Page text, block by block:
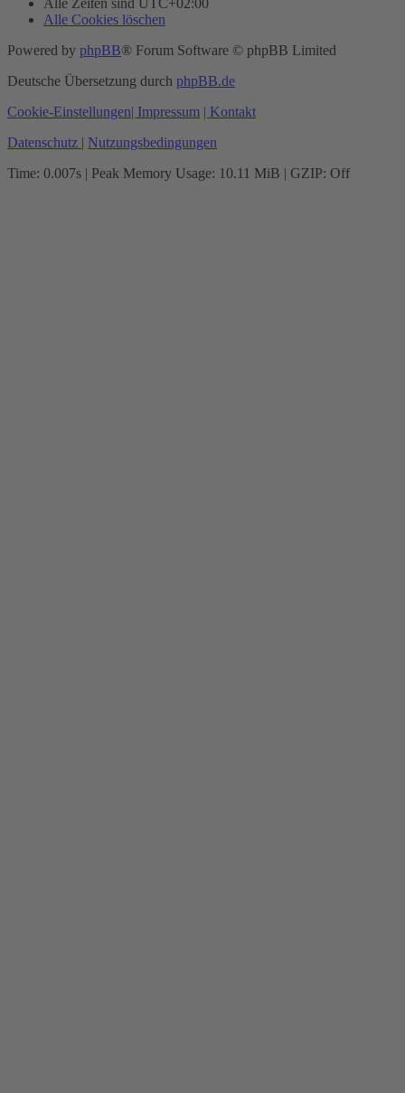
Alle Zeiten sind UTC+02:00
Alle Cookies löschen
Powered by phpBB® Forum Software © phpBB Limited
Deutsche Übersetzung durch phpBB.de
Cookie-Einstellungen| Impressum | Kontakt
Datenschutz | Nutzungsbedingungen
Time: 0.007s | Peak Memory Usage: 10.11 MiB | GZIP: Off